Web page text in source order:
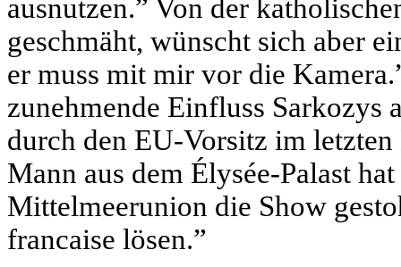
ausnutzen.” Von der
geschmäht, wünscht sich aber
er muss mit mir vor die
zunehmende Einfluss
durch den EU-Vorsitz im
Mann aus dem Élysée-Palast
Mittelmeerunion die Show
francaise lösen.”